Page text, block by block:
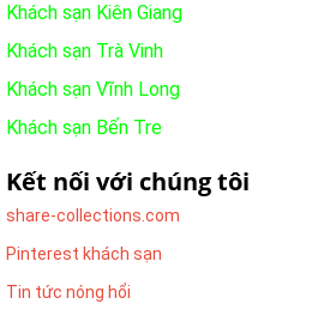
Khách sạn Kiên Giang
Khách sạn Trà Vinh
Khách sạn Vĩnh Long
Khách sạn Bến Tre
Kết nối với chúng tôi
share-collections.com
Pinterest khách sạn
Tin tức nóng hổi